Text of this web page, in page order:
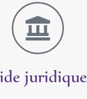
juridique